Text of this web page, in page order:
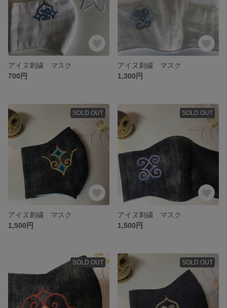
アイヌ刺繍 マスク
700円
アイヌ刺繍 マスク
1,300円
SOLD OUT
アイヌ刺繍 マスク
1,500円
SOLD OUT
アイヌ刺繍 マスク
1,500円
SOLD OUT SOLD OUT